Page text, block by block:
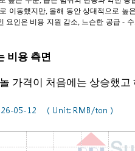
이동했지만, 올해 동안 상대적으로 높
요인은 비용 지원 감소, 느슨한 공급 -
비용 측면
가격이 처음에는 상승했고